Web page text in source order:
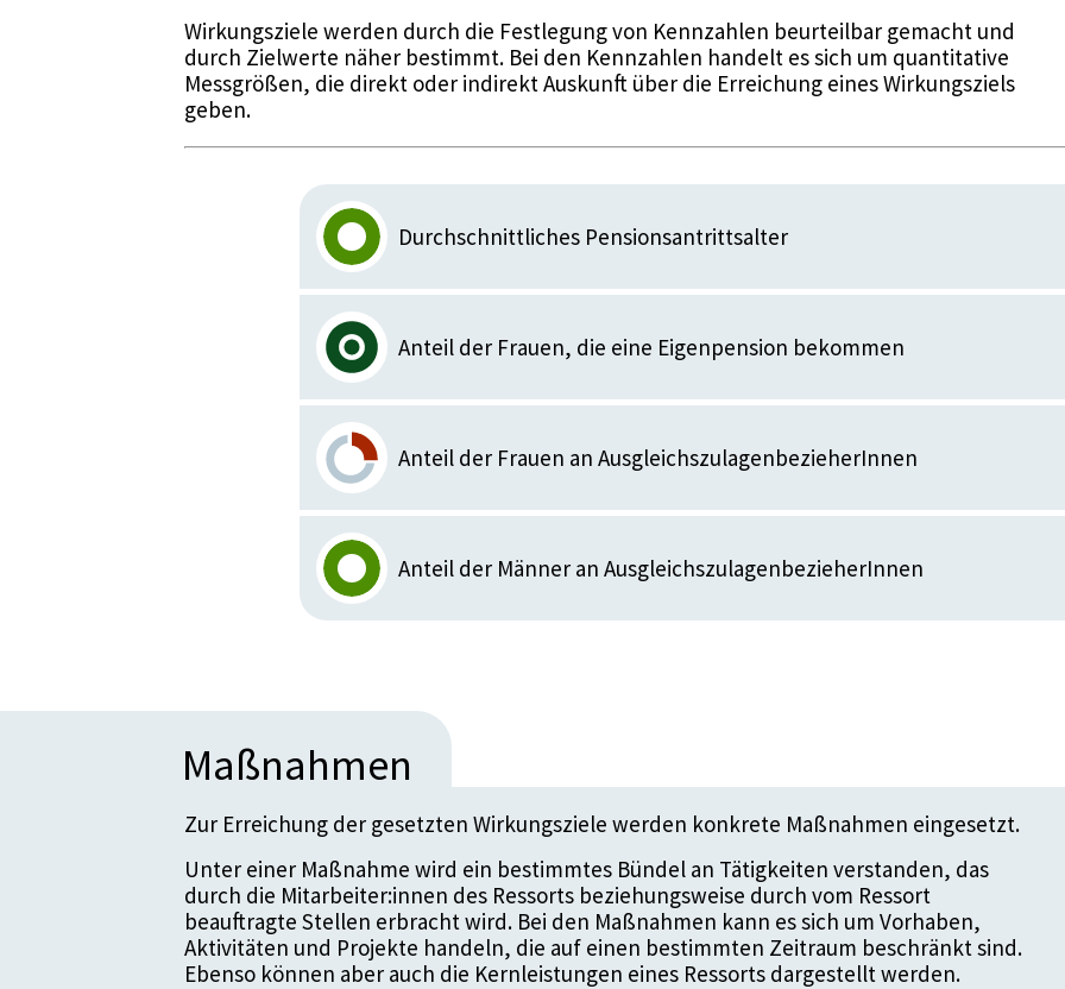
Wirkungsziele werden durch die Festlegung von Kennzahlen beurteilbar gemacht und
durch Zielwerte näher bestimmt. Bei den Kennzahlen handelt es sich um quantitative
Messgrößen, die direkt oder indirekt Auskunft über die Erreichung eines Wirkungsziels
geben.
Durchschnittliches Pensionsantrittsalter
Anteil der Frauen, die eine Eigenpension bekommen
Anteil der Frauen an AusgleichszulagenbezieherInnen
Anteil der Männer an AusgleichszulagenbezieherInnen
Maßnahmen
Zur Erreichung der gesetzten Wirkungsziele werden konkrete Maßnahmen eingesetzt.
Unter einer Maßnahme wird ein bestimmtes Bündel an Tätigkeiten verstanden, das
durch die Mitarbeiter:innen des Ressorts beziehungsweise durch vom Ressort
beauftragte Stellen erbracht wird. Bei den Maßnahmen kann es sich um Vorhaben,
Aktivitäten und Projekte handeln, die auf einen bestimmten Zeitraum beschränkt sind.
Ebenso können aber auch die Kernleistungen eines Ressorts dargestellt werden.